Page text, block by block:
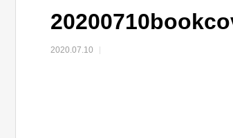
2020.07.10